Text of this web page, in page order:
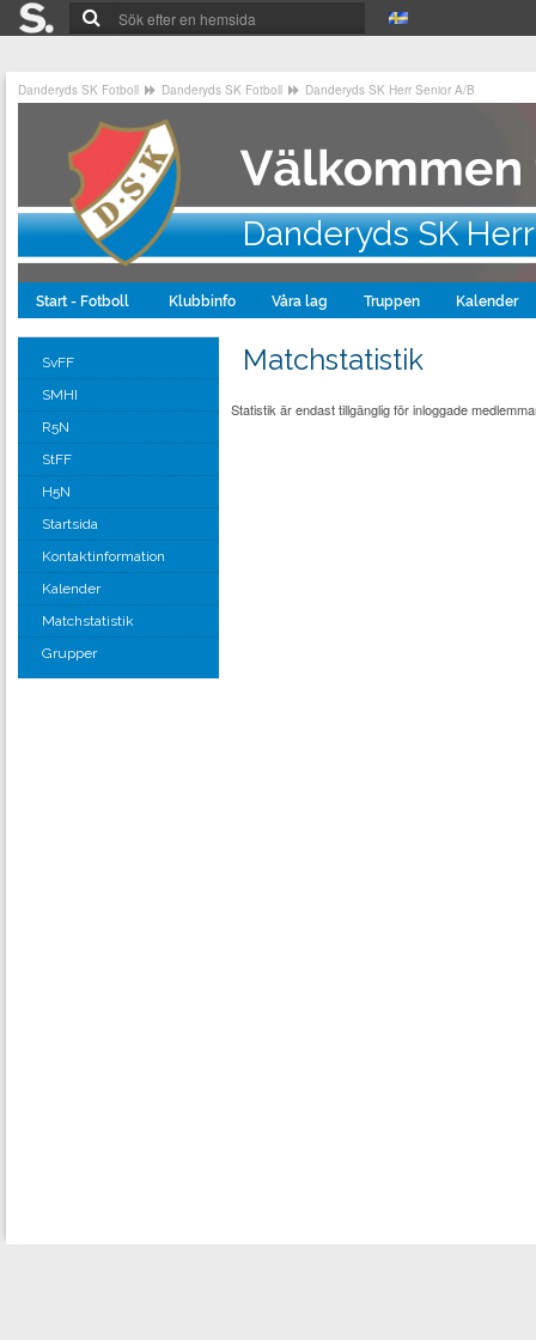
Danderyds SK Fotboll Danderyds SK Fotboll Danderyds SK Herr Senior A/B
Danderyds SK
Start - Fotboll Klubbinfo Våra lag Truppen Kalender
SvFF
SMHI
R5N
StFF
H5N
Startsida
Kontaktinformation
Kalender
Matchstatistik
Grupper
Matchstatistik
Statistik är endast tillgänglig för inloggade